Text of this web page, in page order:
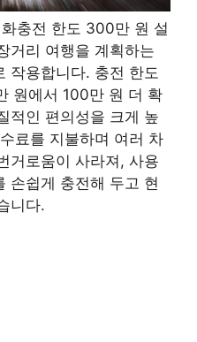
충전 한도 300만 원 설
거리 여행을 계획하는
작용합니다. 충전 한도
원에서 100만 원 더 확
적인 편의성을 크게 높
료를 지불하며 여러 차
거로움이 사라져, 사용
손쉽게 충전해 두고 현
니다.